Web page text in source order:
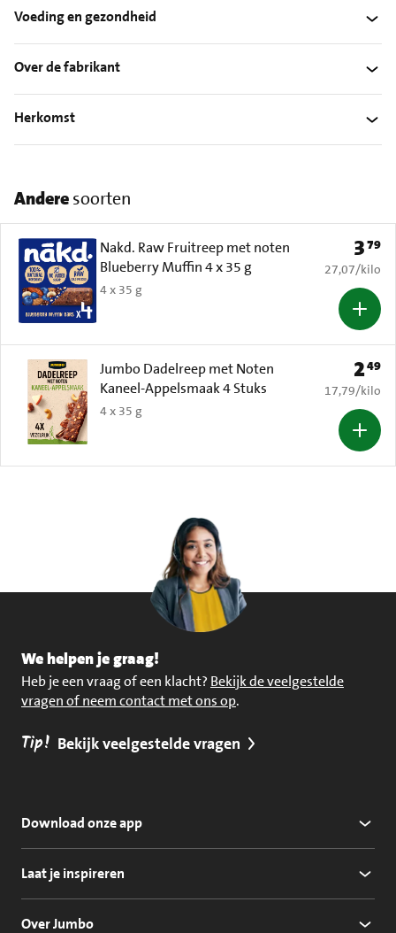
Voeding en gezondheid
Over de fabrikant
Herkomst
Anderesoorten
Nakd. Raw Fruitreep met noten
Blueberry Muffin 4 x 35 g
4 x 35 g
Prijs:
379
€ 27,07 per
27,07/kilo
Jumbo Dadelreep met Noten
Kaneel-Appelsmaak 4 Stuks
4 x 35 g
Prijs:
249
€ 17,79 per
17,79/kilo
We helpen je graag!
Heb je een vraag of een klacht? Bekijk de veelgestelde
vragen of neem contact met ons op.
Tip! Bekijk veelgestelde vragen
Download onze app
Laat je inspireren
Over Jumbo